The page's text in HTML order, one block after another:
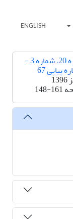
ENGLISH
دوره 20، شماره 3 -
پیاپی 67
148-161